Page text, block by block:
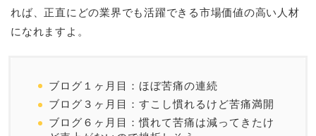
れば、正直にどの業界でも活躍できる市場価値の高い人材
になれますよ。
ブログ１ヶ月目：ほぼ苦痛の連続
ブログ３ヶ月目：すこし慣れるけど苦痛満開
ブログ６ヶ月目：慣れて苦痛は減ってきたけ